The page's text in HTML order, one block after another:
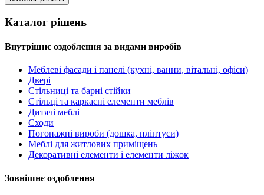
Каталог рiшень
Внутрішнє оздоблення за видами виробів
Меблеві фасади і панелі (кухні, ванни, вітальні, офіси)
Двері
Стільниці та барні стійки
Стільці та каркасні елементи меблів
Дитячі меблі
Сходи
Погонажні вироби (дошка, плінтуси)
Меблі для житлових приміщень
Декоративні елементи і елементи ліжок
Зовнішнє оздоблення